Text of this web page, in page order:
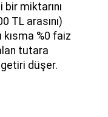
bir miktarını
TL arasını)
%0 faiz
tutara
düşer.